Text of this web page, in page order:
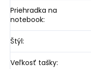
Priehradka na
notebook:
Štýl:
Veľkosť tašky: